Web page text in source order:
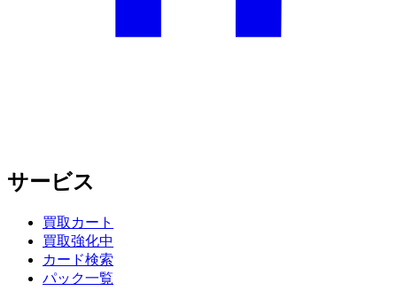
サービス
買取カート
買取強化中
カード検索
パック一覧